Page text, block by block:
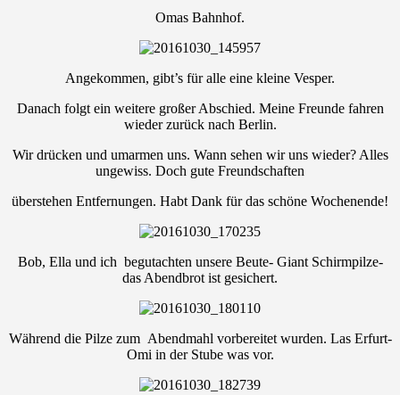
Omas Bahnhof.
Angekommen, gibt’s für alle eine kleine Vesper.
Danach folgt ein weitere großer Abschied. Meine Freunde fahren
wieder zurück nach Berlin.
Wir drücken und umarmen uns. Wann sehen wir uns wieder? Alles
ungewiss. Doch gute Freundschaften
überstehen Entfernungen. Habt Dank für das schöne Wochenende!
Bob, Ella und ich begutachten unsere Beute- Giant Schirmpilze-
das Abendbrot ist gesichert.
Während die Pilze zum Abendmahl vorbereitet wurden. Las Erfurt-
Omi in der Stube was vor.